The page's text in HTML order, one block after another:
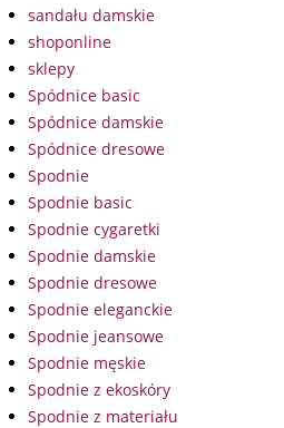
sandału damskie
shoponline
sklepy
Spódnice basic
Spódnice damskie
Spódnice dresowe
Spodnie
Spodnie basic
Spodnie cygaretki
Spodnie damskie
Spodnie dresowe
Spodnie eleganckie
Spodnie jeansowe
Spodnie męskie
Spodnie z ekoskóry
Spodnie z materiału